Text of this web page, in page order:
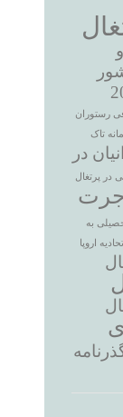
رستوران
تاک
در
در پرتغال
به
اروپا